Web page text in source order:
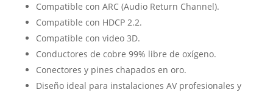
Compatible con ARC (Audio Return Channel).
Compatible con HDCP 2.2.
Compatible con video 3D.
Conductores de cobre 99% libre de oxígeno.
Conectores y pines chapados en oro.
Diseño ideal para instalaciones AV profesionales y